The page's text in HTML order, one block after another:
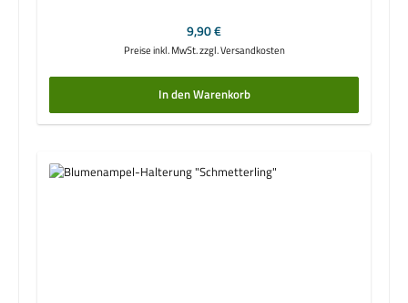
Regulärer Preis:
9,90 €
Preise inkl. MwSt. zzgl. Versandkosten
In den Warenkorb